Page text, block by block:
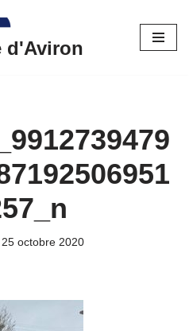
d'Aviron
25 octobre 2020